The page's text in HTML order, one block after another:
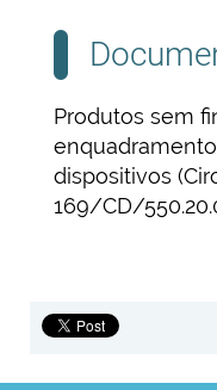
Produtos sem
dispositivos
169/CD/